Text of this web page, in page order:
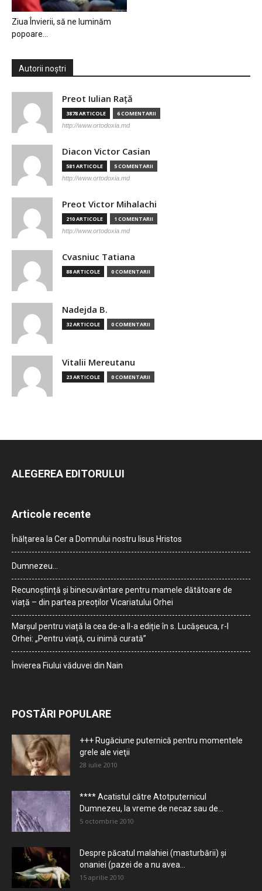
Ziua Învierii, să ne luminăm
popoare…
Autorii noștri
Preot Iulian Raţă
3878 ARTICOLE 6 COMENTARII
http://www.ortodoxia.md
Diacon Victor Casian
581 ARTICOLE 5 COMENTARII
http://www.ortodoxia.md
Preot Victor Mihalachi
210 ARTICOLE 1 COMENTARII
http://www.ortodoxia.md
Cvasniuc Tatiana
88 ARTICOLE 0 COMENTARII
Nadejda B.
32 ARTICOLE 0 COMENTARII
Vitalii Mereutanu
23 ARTICOLE 0 COMENTARII
ALEGEREA EDITORULUI
Articole recente
Înălțarea la Cer a Domnului nostru Iisus Hristos
Dumnezeu…
Recunoștință și binecuvântare pentru mamele dătătoare de
viață – din partea preoților Vicariatului Orhei
Marșul pentru viață la cea de-a II-a ediție în s. Lucășeuca, r-l
Orhei: „Pentru viață, cu inimă curată”
Învierea Fiului văduvei din Nain
POSTĂRI POPULARE
+++ Rugăciune puternică pentru momentele
grele ale vieţii
28 iulie 2010
**** Acatistul către Atotputernicul
Dumnezeu, la vreme de necaz sau de...
5 octombrie 2010
Despre păcatul malahiei (masturbării) şi
onaniei (pazei de a nu avea...
15 aprilie 2010